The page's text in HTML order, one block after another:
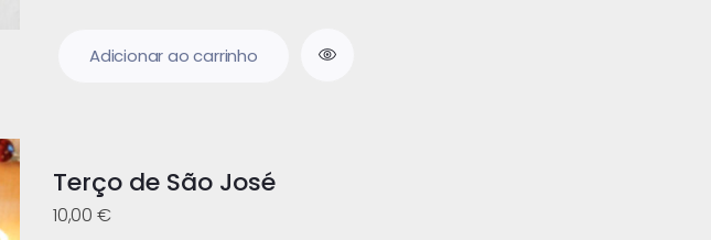
Adicionar ao carrinho
Terço de São José
10,00 €